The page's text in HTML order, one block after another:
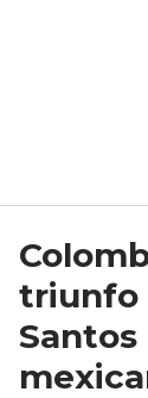
triunfo
Santos